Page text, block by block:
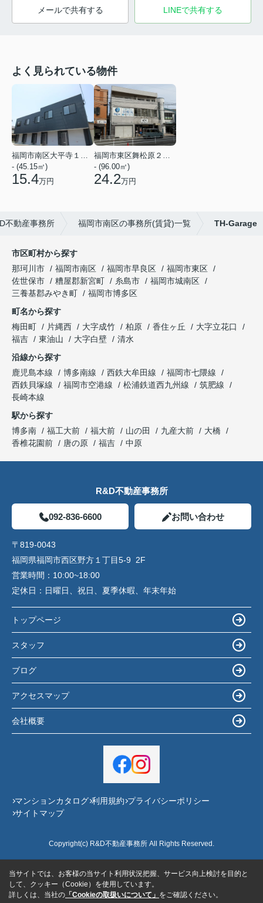
メールで共有する LINEで共有する
よく見られている物件
福岡市南区大平寺１丁目
- (45.15㎡)
15.4万円
福岡市東区舞松原２丁目
- (96.00㎡)
24.2万円
不動産事務所 福岡市南区の事務所(賃貸)一覧 TH-Garage
市区町村から探す
那珂川市
福岡市南区 福岡市早良区
福岡市東区
佐世保市
糟屋郡新宮町 糸島市
福岡市城南区
三養基郡みやき町
福岡市博多区
町名から探す
梅田町
片縄西 大字成竹 柏原 香住ヶ丘
大字立花口
福吉
東油山 大字白壁
清水
沿線から探す
鹿児島本線
博多南線 西鉄大牟田線
福岡市七隈線
西鉄貝塚線
福岡市空港線 松浦鉄道西九州線
筑肥線
長崎本線
駅から探す
博多南
福工大前 福大前 山の田 九産大前
大橋
香椎花園前
唐の原 福吉 中原
R&D不動産事務所
092-836-6600 お問い合わせ
〒819-0043
福岡県福岡市西区野方１丁目5-9 2F
営業時間： 10:00~18:00
定休日： 日曜日、祝日、夏季休暇、年末年始
トップページ
スタッフ
ブログ
アクセスマップ
会社概要
マンションカタログ 利用規約 プライバシーポリシー
サイトマップ
Copyright(c) R&D不動産事務所 All Rights Reserved.
当サイトでは、お客様の当サイト利用状況把握、サービス向上検討を目的と
して、クッキー（Cookie）を使用しています。
詳しくは、当社の 「Cookieの取扱いについて」 をご確認ください。